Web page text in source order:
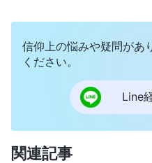
信仰上の悩みや疑問があ
ください。
Line
関連記事